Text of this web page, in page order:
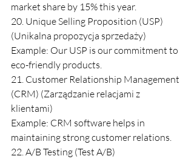
market share by 15% this year.
20. Unique Selling Proposition (USP)
(Unikalna propozycja sprzedaży)
Example: Our USP is our commitment to
eco-friendly products.
21. Customer Relationship Management
(CRM) (Zarządzanie relacjami z
klientami)
Example: CRM software helps in
maintaining strong customer relations.
22. A/B Testing (Test A/B)